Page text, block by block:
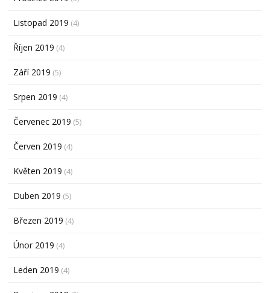
Listopad 2019 (4)
Říjen 2019 (4)
Září 2019 (5)
Srpen 2019 (4)
Červenec 2019 (5)
Červen 2019 (4)
Květen 2019 (4)
Duben 2019 (5)
Březen 2019 (4)
Únor 2019 (4)
Leden 2019 (4)